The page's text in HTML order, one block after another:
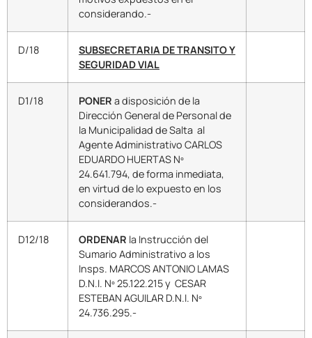
considerando.-
D/18
SUBSECRETARIA DE TRANSITO Y
SEGURIDAD VIAL
D1/18 PONER a disposición de la
Dirección General de Personal de
la Municipalidad de Salta al
Agente Administrativo CARLOS
EDUARDO HUERTAS Nº
24.641.794, de forma inmediata,
en virtud de lo expuesto en los
considerandos.-
D12/18 ORDENAR la Instrucción del
Sumario Administrativo a los
Insps. MARCOS ANTONIO LAMAS
D.N.I. Nº 25.122.215 y CESAR
ESTEBAN AGUILAR D.N.I. Nº
24.736.295.-